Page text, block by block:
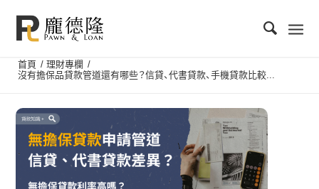
首頁 / 理財專欄 /
沒有擔保品貸款管道還有哪些？信貸、代書貸款、手機貸款比較...